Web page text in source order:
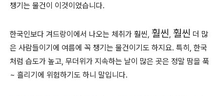
챙기는 물건이 이것이었습니다.
한국인보다 겨드랑이에서 나오는 체취가 훨씬, 훨씬 훨씬 더 많
은 사람들이기에 여름에 꼭 챙기는 물건이기도 하지요. 특히, 한국
처럼 습도가 높고, 무더위가 지속하는 날이 많은 곳은 정말 땀을 푹
~ 흘리기에 위험하기도 하니 말입니다.